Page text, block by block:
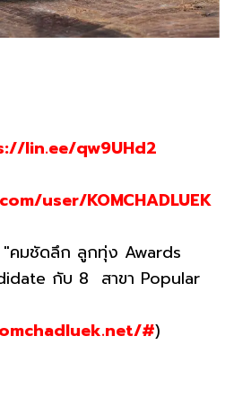
lin.ee/qw9UHd2
user/KOMCHADLUEK
"คมชัดลึก ลูกทุ่ง Awards
กับ 8 สาขา Popular
#)